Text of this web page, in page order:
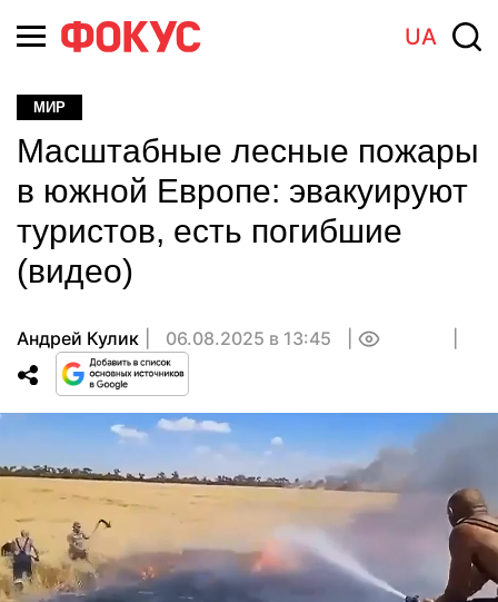
UA
МИР
Масштабные лесные пожары
в южной Европе: эвакуируют
туристов, есть погибшие
(видео)
Андрей Кулик 06.08.2025 в 13:45